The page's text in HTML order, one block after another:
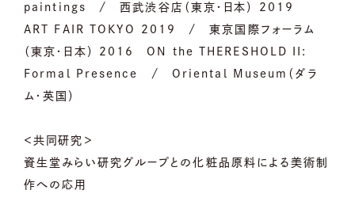
paintings / 西武渋谷店（東京・日本） 2019
ART FAIR TOKYO 2019 / 東京国際フォーラム
（東京・日本） 2016 ON the THERESHOLD II:
Formal Presence / Oriental Museum（ダラ
ム・英国）
＜共同研究＞
資生堂みらい研究グループとの化粧品原料による美術制
作への応用